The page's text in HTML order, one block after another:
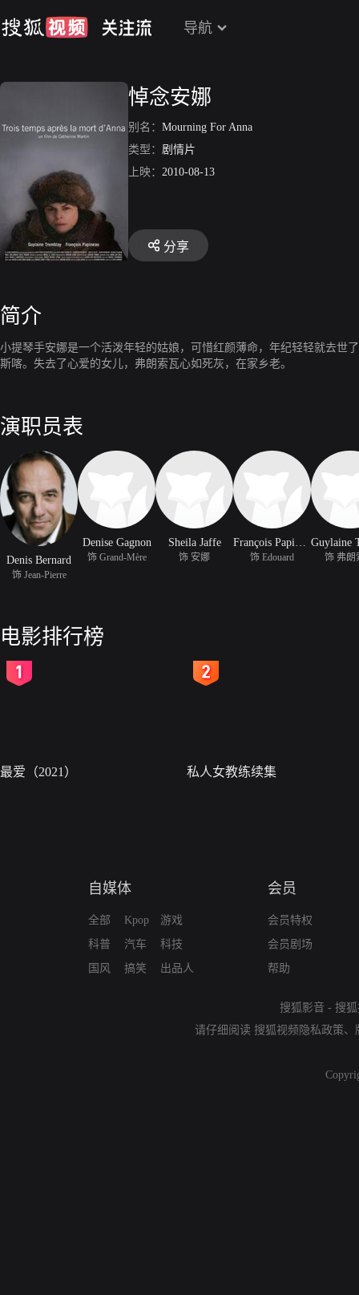
导航
悼念安娜
别名： Mourning For Anna
类型： 剧情片
上映： 2010-08-13
分享
简介
小提琴手安娜是一个活泼年轻的姑娘，可惜红颜薄命，年纪轻轻就去
斯喀。失去了心爱的女儿，弗朗索瓦心如死灰，在家乡老。
演职员表
Denis Bernard
饰 Jean-Pierre
Denise Gagnon
饰 Grand-Mère
Sheila Jaffe
饰 安娜
François Papineau
饰 Edouard 饰 弗朗
电影排行榜
最爱（2021） 私人女教练续集
自媒体
全部
科普
国风
Kpop
汽车
搞笑
游戏
科技
出品人
会员
会员特权
会员剧场
帮助
搜狐影音 - 搜
请仔细阅读 搜狐视频隐私政策、